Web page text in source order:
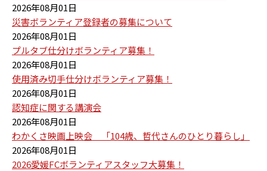
2026年08月01日
災害ボランティア登録者の募集について
2026年08月01日
プルタブ仕分けボランティア募集！
2026年08月01日
使用済み切手仕分けボランティア募集！
2026年08月01日
認知症に関する講演会
2026年08月01日
わかくさ映画上映会 「104歳、哲代さんのひとり暮らし」
2026年08月01日
2026愛媛FCボランティアスタッフ大募集！